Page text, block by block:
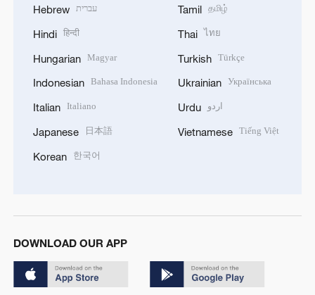
Hebrew עברית
Hindi हिन्दी
Hungarian Magyar
Indonesian Bahasa Indonesia
Italian Italiano
Japanese 日本語
Korean 한국어
Tamil தமிழ்
Thai ไทย
Turkish Türkçe
Ukrainian Українська
Urdu اردو
Vietnamese Tiếng Việt
DOWNLOAD OUR APP